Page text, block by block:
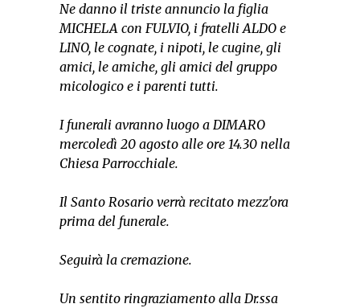
Ne danno il triste annuncio la figlia
MICHELA con FULVIO, i fratelli ALDO e
LINO, le cognate, i nipoti, le cugine, gli
amici, le amiche, gli amici del gruppo
micologico e i parenti tutti.
I funerali avranno luogo a DIMARO
mercoledì 20 agosto alle ore 14.30 nella
Chiesa Parrocchiale.
Il Santo Rosario verrà recitato mezz'ora
prima del funerale.
Seguirà la cremazione.
Un sentito ringraziamento alla Dr.ssa